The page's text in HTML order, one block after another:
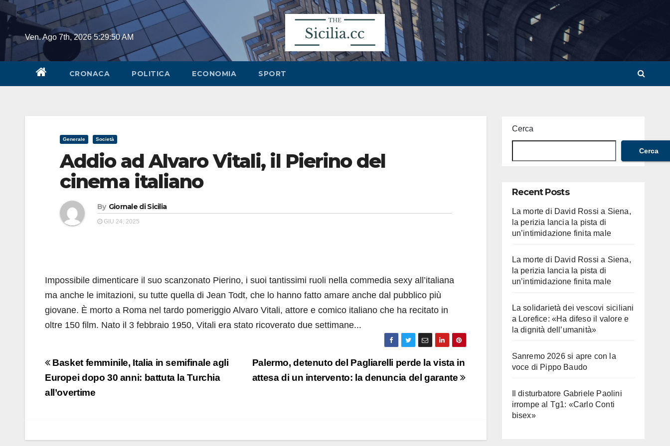
Skip
contentVen. Ago 7th, 20265:29:51 AM
CRONACA POLITICA ECONOMIA SPORT
Generale Società
Addio ad Alvaro Vitali, il Pierino del
cinema italiano
By Giornale di Sicilia
GIU 24, 2025
Impossibile dimenticare il suo scanzonato Pierino, i suoi tantissimi ruoli nella commedia sexy all’italiana
ma anche le imitazioni, su tutte quella di Jean Todt, che lo hanno fatto amare anche dal pubblico più
giovane. È morto a Roma nel tardo pomeriggio Alvaro Vitali, attore e comico italiano che ha recitato in
oltre 150 film. Nato il 3 febbraio 1950, Vitali era stato ricoverato due settimane...
Navigazione
articoli
Palermo, detenuto del Pagliarelli perde la vista in
attesa di un intervento: la denuncia del garante
Basket femminile, Italia in semifinale agli
Europei dopo 30 anni: battuta la Turchia
all’overtime
Cerca
Cerca
Recent Posts
La morte di David Rossi a Siena,
la perizia lancia la pista di
un’intimidazione finita male
La morte di David Rossi a Siena,
la perizia lancia la pista di
un’intimidazione finita male
La solidarietà dei vescovi siciliani
a Lorefice: «Ha difeso il valore e
la dignità dell’umanità»
Sanremo 2026 si apre con la
voce di Pippo Baudo
Il disturbatore Gabriele Paolini
irrompe al Tg1: «Carlo Conti
bisex»